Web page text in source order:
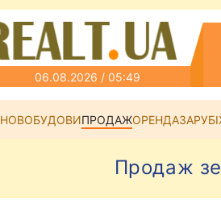
06.08.2026 / 05:49
НОВОБУДОВИПРОДАЖОРЕНДА
Продаж